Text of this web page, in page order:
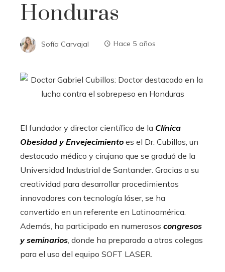
Honduras
Sofía Carvajal Hace 5 años
El fundador y director científico de la Clínica
Obesidad y Envejecimiento es el Dr. Cubillos, un
destacado médico y cirujano que se graduó de la
Universidad Industrial de Santander. Gracias a su
creatividad para desarrollar procedimientos
innovadores con tecnología láser, se ha
convertido en un referente en Latinoamérica.
Además, ha participado en numerosos congresos
y seminarios , donde ha preparado a otros colegas
para el uso del equipo SOFT LASER.